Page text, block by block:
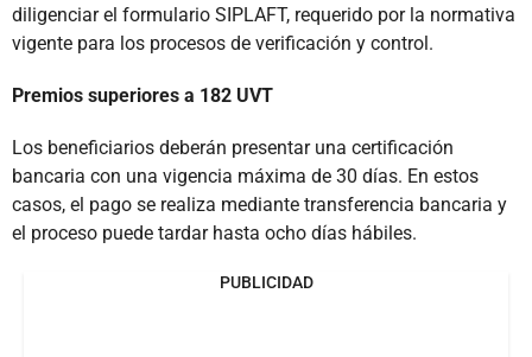
diligenciar el formulario SIPLAFT, requerido por la normativa
vigente para los procesos de verificación y control.
Premios superiores a 182 UVT
Los beneficiarios deberán presentar una certificación
bancaria con una vigencia máxima de 30 días. En estos
casos, el pago se realiza mediante transferencia bancaria y
el proceso puede tardar hasta ocho días hábiles.
PUBLICIDAD